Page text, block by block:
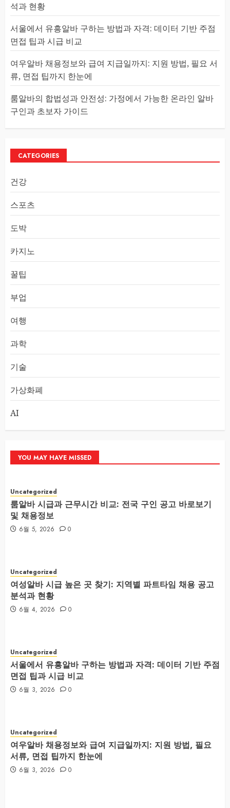
석과 현황
서울에서 유흥알바 구하는 방법과 자격: 데이터 기반 주점
면접 팁과 시급 비교
여우알바 채용정보와 급여 지급일까지: 지원 방법, 필요 서
류, 면접 팁까지 한눈에
룸알바의 합법성과 안전성: 가정에서 가능한 온라인 알바
구인과 초보자 가이드
CATEGORIES
건강
스포츠
도박
카지노
꿀팁
부업
여행
과학
기술
가상화폐
AI
YOU MAY HAVE MISSED
Uncategorized
룸알바 시급과 근무시간 비교: 전국 구인 공고 바로보기
및 채용정보
6월 5, 2026 0
Uncategorized
여성알바 시급 높은 곳 찾기: 지역별 파트타임 채용 공고
분석과 현황
6월 4, 2026 0
Uncategorized
서울에서 유흥알바 구하는 방법과 자격: 데이터 기반 주점
면접 팁과 시급 비교
6월 3, 2026 0
Uncategorized
여우알바 채용정보와 급여 지급일까지: 지원 방법, 필요
서류, 면접 팁까지 한눈에
6월 3, 2026 0